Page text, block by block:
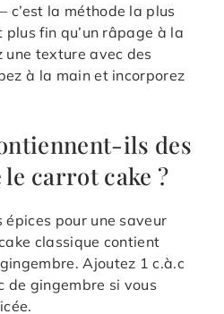
la méthode la plus
fin qu’un râpage à la
une texture avec des
à la main et incorporez
ils des
carrot cake ?
épices pour une saveur
classique contient
Ajoutez 1 c.à.c
de gingembre si vous